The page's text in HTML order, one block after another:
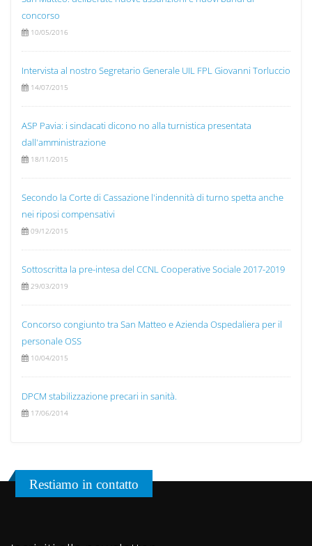
concorso
10/05/2016
Intervista al nostro Segretario Generale UIL FPL Giovanni Torluccio
14/07/2015
ASP Pavia: i sindacati dicono no alla turnistica presentata
dall'amministrazione
18/11/2015
Secondo la Corte di Cassazione l'indennità di turno spetta anche
nei riposi compensativi
09/12/2015
Sottoscritta la pre-intesa del CCNL Cooperative Sociale 2017-2019
29/03/2019
Concorso congiunto tra San Matteo e Azienda Ospedaliera per il
personale OSS
10/04/2015
DPCM stabilizzazione precari in sanità.
17/06/2014
Restiamo in contatto